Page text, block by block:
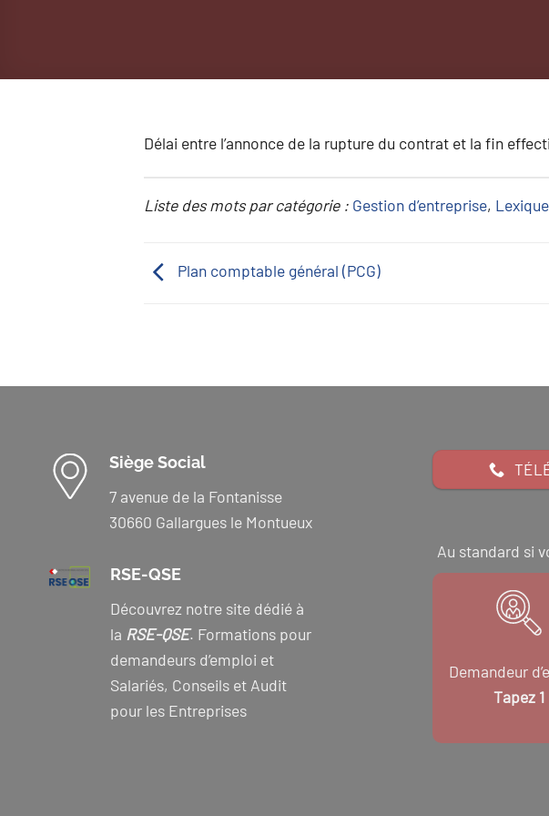
Délai entre l’annonce de la rupture du contrat et la fin
Liste des mots par catégorie : Gestion d’entreprise, Lexique
Plan comptable général (PCG)
Siège Social
7 avenue de la Fontanisse
30660 Gallargues le Montueux
RSE-QSE
Découvrez notre site dédié à
la RSE-QSE. Formations pour
demandeurs d’emploi et
Salariés, Conseils et Audit
pour les Entreprises
Au standard si
Demandeur
Tapez 1